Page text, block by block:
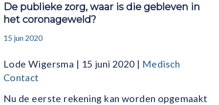
De publieke zorg, waar is die gebleven in
het coronageweld?
15 jun 2020
Lode Wigersma | 15 juni 2020 | Medisch
Contact
Nu de eerste rekening kan worden opgemaakt